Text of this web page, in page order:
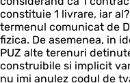
constituie 1 livrare, iar
termenul comunicat de
fizica. De asemenea, in
PUZ alte terenuri
construibile si implicit
nu imi anulez codul de